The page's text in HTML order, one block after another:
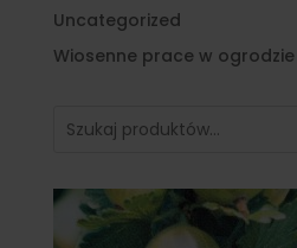
Uncategorized
Wiosenne prace w ogrodzie